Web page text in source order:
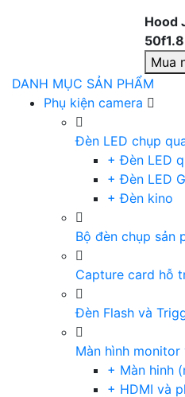
Hood
Mua
DANH MỤC SẢN PHẨM
Phụ kiện camera
Đèn LED chụp
+ Đèn LED
+ Đèn LED
+ Đèn kino
Bộ đèn chụp sản
Capture card hỗ
Đèn Flash và
Màn hình monitor
+ Màn hinh
+ HDMI và